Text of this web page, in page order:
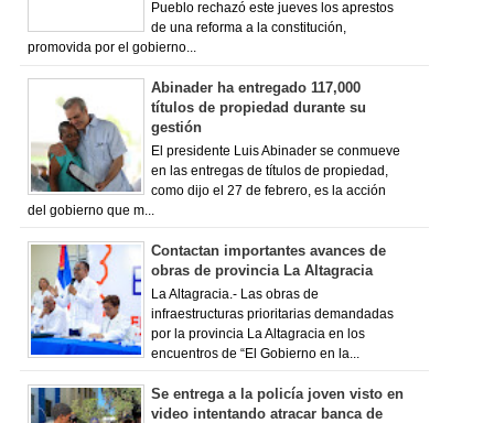
Pueblo rechazó este jueves los aprestos
de una reforma a la constitución,
promovida por el gobierno...
Abinader ha entregado 117,000
títulos de propiedad durante su
gestión
El presidente Luis Abinader se conmueve
en las entregas de títulos de propiedad,
como dijo el 27 de febrero, es la acción
del gobierno que m...
Contactan importantes avances de
obras de provincia La Altagracia
La Altagracia.- Las obras de
infraestructuras prioritarias demandadas
por la provincia La Altagracia en los
encuentros de “El Gobierno en la...
Se entrega a la policía joven visto en
video intentando atracar banca de